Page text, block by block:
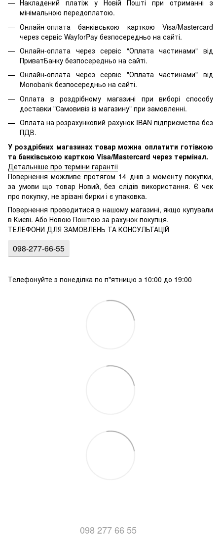
Накладений платіж у Новій Пошті при отриманні з
мінімальною передоплатою.
Онлайн-оплата банківською карткою Visa/Mastercard
через сервіс WayforPay безпосередньо на сайті.
Онлайн-оплата через сервіс "Оплата частинами" від
ПриватБанку безпосередньо на сайті.
Онлайн-оплата через сервіс "Оплата частинами" від
Monobank безпосередньо на сайті.
Оплата в роздрібному магазині при виборі способу
доставки "Самовивіз із магазину" при замовленні.
Оплата на розрахунковий рахунок IBAN підприємства без
ПДВ.
У роздрібних магазинах товар можна оплатити готівкою
та банківською карткою Visa/Mastercard через термінал.
Детальніше про терміни гарантії
Повернення можливе протягом 14 днів з моменту покупки,
за умови що товар Новий, без слідів використання. Є чек
про покупку, не зрізані бирки і є упаковка.
Повернення проводитися в нашому магазині, якщо купували
в Києві. Або Новою Поштою за рахунок покупця.
ТЕЛЕФОНИ ДЛЯ ЗАМОВЛЕНЬ ТА КОНСУЛЬТАЦІЙ
098-277-66-55
Телефонуйте з понеділка по п"ятницю з 10:00 до 19:00
098 277 66 55